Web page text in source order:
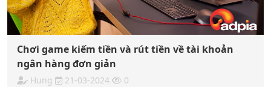
Chơi game kiếm tiền và rút tiền về tài khoản
ngân hàng đơn giản
Hung 21-03-2024 0